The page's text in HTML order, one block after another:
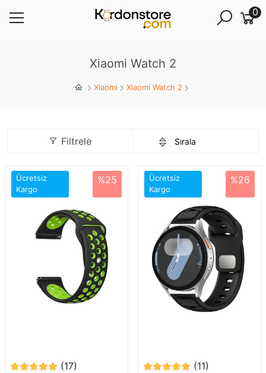
0
Xiaomi Watch 2
Xiaomi Xiaomi Watch 2
Filtrele
Ücretsiz
Kargo
%25
(17)
Ücretsiz
Kargo
%26
(11)